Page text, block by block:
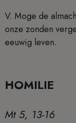
V. Moge de
onze zonden
eeuwig leven.
HOMILIE
Mt 5, 13-16